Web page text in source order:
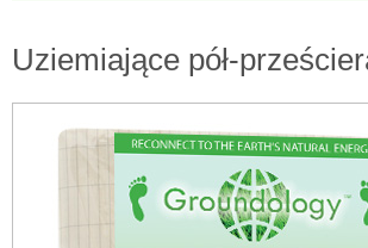
Uziemiające pół-